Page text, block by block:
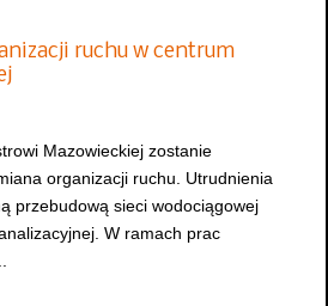
ruchu w centrum
Mazowieckiej zostanie
organizacji ruchu. Utrudnienia
przebudową sieci wodociągowej
W ramach prac